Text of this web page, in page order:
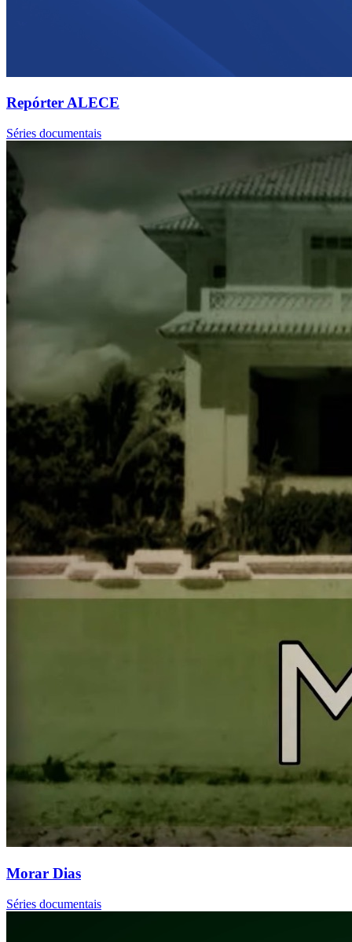
Repórter ALECE
Séries documentais
Morar Dias
Séries documentais